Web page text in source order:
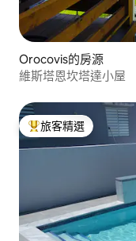
Orocovis的房源
維斯塔恩坎塔達小屋
旅客精選榜首
旅客精選